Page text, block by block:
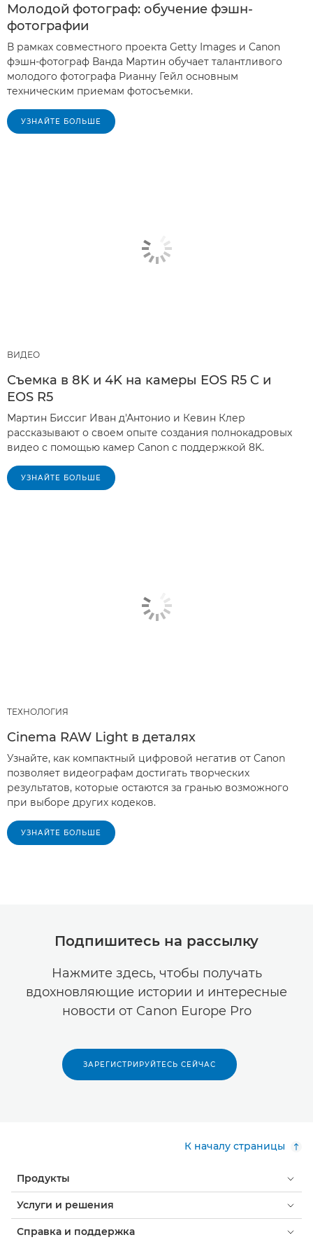
Молодой фотограф: обучение фэшн-
фотографии
В рамках совместного проекта Getty Images и Canon
фэшн-фотограф Ванда Мартин обучает талантливого
молодого фотографа Рианну Гейл основным
техническим приемам фотосъемки.
УЗНАЙТЕ БОЛЬШЕ
ВИДЕО
Съемка в 8K и 4K на камеры EOS R5 C и
EOS R5
Мартин Биссиг Иван д'Антонио и Кевин Клер
рассказывают о своем опыте создания полнокадровых
видео с помощью камер Canon с поддержкой 8K.
УЗНАЙТЕ БОЛЬШЕ
ТЕХНОЛОГИЯ
Cinema RAW Light в деталях
Узнайте, как компактный цифровой негатив от Canon
позволяет видеографам достигать творческих
результатов, которые остаются за гранью возможного
при выборе других кодеков.
УЗНАЙТЕ БОЛЬШЕ
Подпишитесь на рассылку
Нажмите здесь, чтобы получать
вдохновляющие истории и интересные
новости от Canon Europe Pro
ЗАРЕГИСТРИРУЙТЕСЬ СЕЙЧАС
К началу страницы
Продукты
Услуги и решения
Справка и поддержка